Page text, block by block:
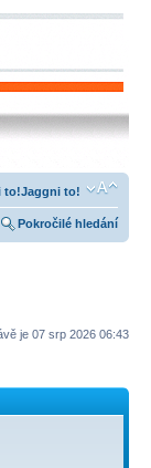
Jaggni to!
Pokročilé hledání
je 07 srp 2026 06:43